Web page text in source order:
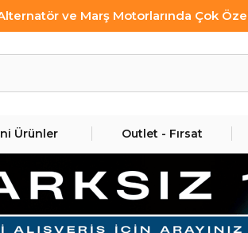
ve Marş Motorlarında Çok
Ürünler Outlet - Fırsat